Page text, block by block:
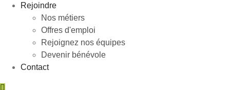
Rejoindre
Nos métiers
Offres d'emploi
Rejoignez nos équipes
Devenir bénévole
Contact